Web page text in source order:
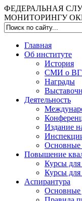
ФЕДЕРАЛЬНАЯ
МОНИТОРИНГУ
Главная
Об институте
История
СМИ о
Награды
Деятельность
Издание
Основные
Повышение
Курсы для
Курсы для
Аспирантура
Основные